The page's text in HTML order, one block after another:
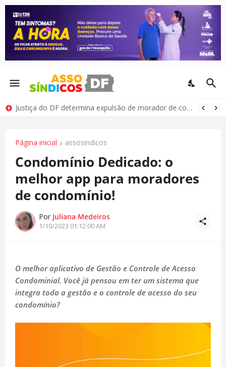
Justiça do DF determina expulsão de morador de condomínio por comportamento antissocial
Página inicial assosindicos
Condomínio Dedicado: o
melhor app para moradores
de condomínio!
Por Juliana Medeiros
1/10/2023 01:12:00 AM
O melhor aplicativo de Gestão e Controle de Acesso
Condominial. Você já pensou em ter um sistema que
integra toda a gestão e o controle de acesso do seu
condomínio?